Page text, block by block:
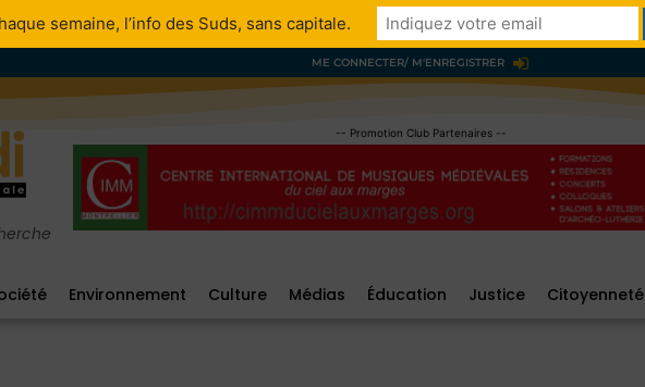
ME CONNECTER/ M'ENREGISTRER
-- Promotion Club Partenaires --
Environnement Culture Médias Éducation Justice Citoyenneté
semaine, l’info des Suds, sans capitale.